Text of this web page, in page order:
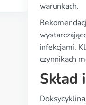
warunkach.
infekcjami.
czynnikach